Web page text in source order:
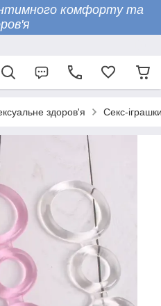
комфорту та
здоров'я Секс-